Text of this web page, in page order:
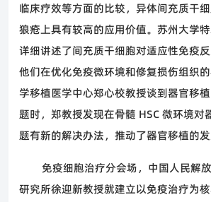
临床疗效等方面的比较，异体间充质干
狼疮上具有较高的应用价值。苏州大学
详细讲述了间充质干细胞对适应性免疫
他们在优化免疫微环境和修复损伤组织
学移植医学中心郑心校教授谈到器官移
题时，郑教授发现在骨髓 HSC微环境对
题有新的解决办法，推动了器官移植的发
免疫细胞治疗分会场，中国人民解
研究所徐迎新教授就建立以免疫治疗为